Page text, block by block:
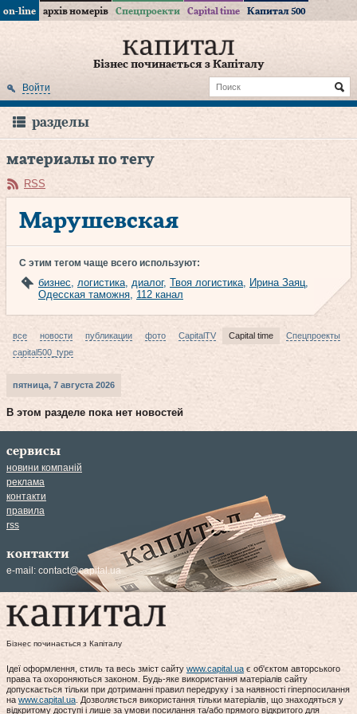
on-line архів номерів Спецпроекти Capital time Капитал 500
Бізнес починається з Капіталу
Войти
разделы
материалы по тегу
RSS
Марушевская
С этим тегом чаще всего используют:
бизнес, логистика, диалог, Твоя логистика, Ирина Заяц,
Одесская таможня, 112 канал
все новости публикации фото CapitalTV Capital time
Спецпроекты
capital500_type
пятница, 7 августа 2026
В этом разделе пока нет новостей
сервисы
новини компаній
реклама
контакти
правила
rss
контакти
e-mail: contact@capital.ua
Бізнес починається з Капіталу
Ідеї оформлення, стиль та весь зміст сайту www.capital.ua є об'єктом авторського
права та охороняються законом. Будь-яке використання матеріалів сайту
допускається тільки при дотриманні правил передруку і за наявності гіперпосилання
на www.capital.ua . Дозволяється використання тільки матеріалів, що знаходяться у
відкритому доступі і лише за умови посилання та/або прямого відкритого для